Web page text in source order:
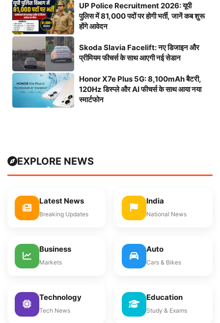
UP Police Recruitment 2026: यूपी
पुलिस में 81,000 पदों पर होगी भर्ती, जानें कब शुरू
होंगे आवेदन
Skoda Slavia Facelift: नए डिजाइन और
प्रीमियम फीचर्स के साथ आएगी नई सेडान
Honor X7e Plus 5G: 8,100mAh बैटरी,
120Hz डिस्प्ले और AI फीचर्स के साथ आया नया
स्मार्टफोन
EXPLORE NEWS
Latest News
Breaking Updates
India
National News
Business
Markets
Auto
Cars & Bikes
Technology
Tech News
Education
Study & Exams